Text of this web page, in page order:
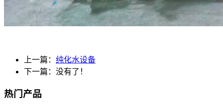
上一篇： 纯化水设备
下一篇：没有了！
热门产品